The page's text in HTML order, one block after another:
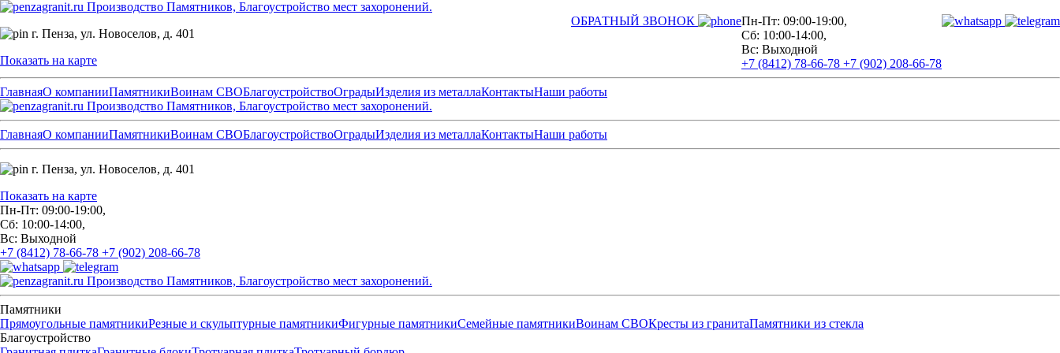
Производство Памятников, Благоустройство мест захоронений.
г. Пенза, ул. Новоселов, д. 401
Показать на карте
ОБРАТНЫЙ ЗВОНОК
Пн-Пт: 09:00-19:00,
Сб: 10:00-14:00,
Вс: Выходной
+7 (8412) 78-66-78 +7 (902) 208-66-78
ГлавнаяО компанииПамятникиВоинам СВОБлагоустройствоОградыИзделия из металлаКонтактыНаши работы
Производство Памятников, Благоустройство мест захоронений.
ГлавнаяО компанииПамятникиВоинам СВОБлагоустройствоОградыИзделия из металлаКонтактыНаши работы
г. Пенза, ул. Новоселов, д. 401
Показать на карте
Пн-Пт: 09:00-19:00,
Сб: 10:00-14:00,
Вс: Выходной
+7 (8412) 78-66-78 +7 (902) 208-66-78
Производство Памятников, Благоустройство мест захоронений.
Памятники
Прямоугольные памятникиРезные и скульптурные памятникиФигурные памятникиСемейные памятникиВоинам СВОКресты из гранитаПамятники из стекла
Благоустройство